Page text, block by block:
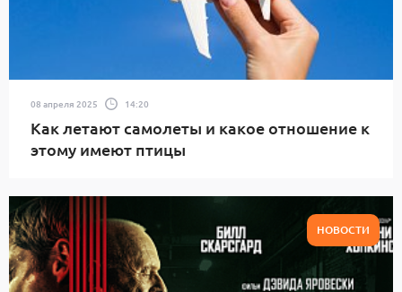
08 апреля 2025 14:20
Как летают самолеты и какое отношение к
этому имеют птицы
НОВОСТИ